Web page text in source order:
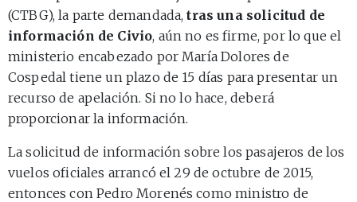
(CTBG), la parte demandada,tras una solicitud de
información de Civio, aún no es firme, por lo que el
ministerio encabezado por María Dolores de
Cospedal tiene un plazo de 15 días para presentar un
recurso de apelación. Si no lo hace, deberá
proporcionar la información.
La solicitud de información sobre los pasajeros de los
vuelos oficiales arrancó el 29 de octubre de 2015,
entonces con Pedro Morenés como ministro de